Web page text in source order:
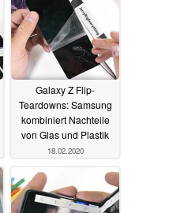
Galaxy Z Flip-
Teardowns: Samsung
kombiniert Nachteile
von Glas und Plastik
18.02.2020